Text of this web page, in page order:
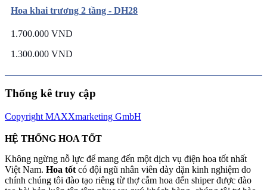
Hoa khai trương 2 tầng - DH28
1.700.000 VND
1.300.000 VND
Thống kê truy cập
Copyright MAXXmarketing GmbH
HỆ THỐNG HOA TỐT
Không ngừng nỗ lực để mang đến một dịch vụ điện hoa tốt nhất
Việt Nam. Hoa tốt có đội ngũ nhân viên dày dặn kinh nghiệm do
chính chúng tôi đào tạo riêng từ thợ cắm hoa đến shiper được đào